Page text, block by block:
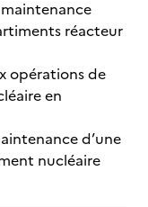
réacteur
opérations de
en
d’une
nucléaire